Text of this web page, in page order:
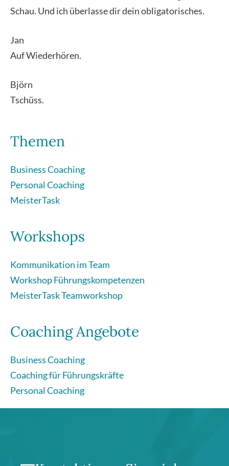
Schau. Und ich über­las­se dir dein obli­ga­to­ri­sches.
Jan
Auf Wie­der­hö­ren.
Björn
Tschüss.
Themen
Business Coaching
Personal Coaching
MeisterTask
Workshops
Kommunikation im Team
Workshop Führungskompetenzen
MeisterTask Teamworkshop
Coaching Angebote
Business Coaching
Coaching für Führungskräfte
Personal Coaching